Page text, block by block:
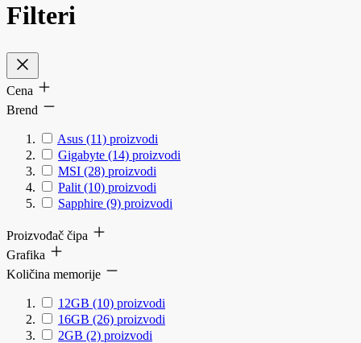
Filteri
Cena
Brend
Asus (11) proizvodi
Gigabyte (14) proizvodi
MSI (28) proizvodi
Palit (10) proizvodi
Sapphire (9) proizvodi
Proizvođač čipa
Grafika
Količina memorije
12GB (10) proizvodi
16GB (26) proizvodi
2GB (2) proizvodi